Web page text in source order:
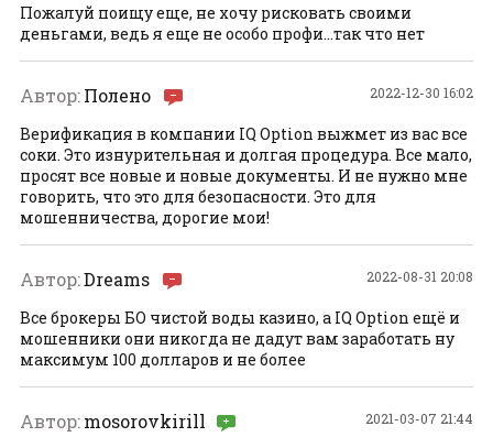
Пожалуй поищу еще, не хочу рисковать своими
деньгами, ведь я еще не особо профи...так что нет
2022-12-30 16:02
Автор:Полено
Верификация в компании IQ Option выжмет из вас все
соки. Это изнурительная и долгая процедура. Все мало,
просят все новые и новые документы. И не нужно мне
говорить, что это для безопасности. Это для
мошенничества, дорогие мои!
2022-08-31 20:08
Автор:Dreams
Все брокеры БО чистой воды казино, а IQ Option ещё и
мошенники они никогда не дадут вам заработать ну
максимум 100 долларов и не более
2021-03-07 21:44
Автор:mosorovkirill